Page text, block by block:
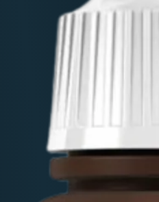
Nicht-EU: kein
Lieferungen in Nicht-
nicht
den Versandkosten